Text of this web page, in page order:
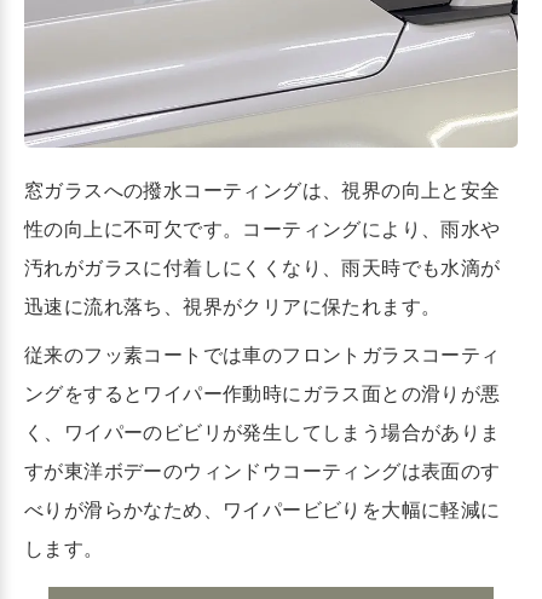
窓ガラスへの撥水コーティングは、視界の向上と安全
性の向上に不可欠です。コーティングにより、雨水や
汚れがガラスに付着しにくくなり、雨天時でも水滴が
迅速に流れ落ち、視界がクリアに保たれます。
従来のフッ素コートでは車のフロントガラスコーティ
ングをするとワイパー作動時にガラス面との滑りが悪
く、ワイパーのビビリが発生してしまう場合がありま
すが東洋ボデーのウィンドウコーティングは表面のす
べりが滑らかなため、ワイパービビりを大幅に軽減に
します。